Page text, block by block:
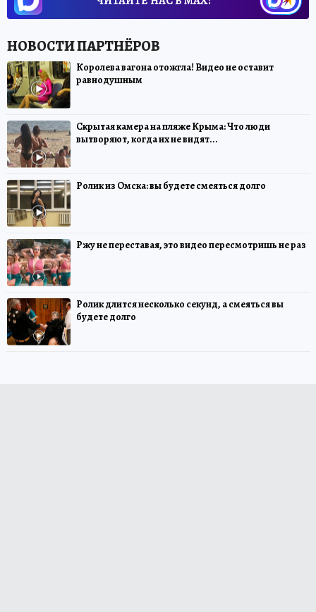
Королева вагона отожгла! Видео не оставит
равнодушным
Скрытая камера на пляже Крыма: Что люди
вытворяют, когда их не видят...
Ролик из Омска: вы будете смеяться долго
Ржу не переставая, это видео пересмотришь не раз
Ролик длится несколько секунд, а смеяться вы
будете долго